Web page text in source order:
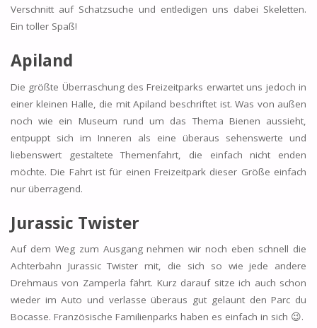
Verschnitt auf Schatzsuche und entledigen uns dabei Skeletten.
Ein toller Spaß!
Apiland
Die größte Überraschung des Freizeitparks erwartet uns jedoch in
einer kleinen Halle, die mit Apiland beschriftet ist. Was von außen
noch wie ein Museum rund um das Thema Bienen aussieht,
entpuppt sich im Inneren als eine überaus sehenswerte und
liebenswert gestaltete Themenfahrt, die einfach nicht enden
möchte. Die Fahrt ist für einen Freizeitpark dieser Größe einfach
nur überragend.
Jurassic Twister
Auf dem Weg zum Ausgang nehmen wir noch eben schnell die
Achterbahn Jurassic Twister mit, die sich so wie jede andere
Drehmaus von Zamperla fährt. Kurz darauf sitze ich auch schon
wieder im Auto und verlasse überaus gut gelaunt den Parc du
Bocasse. Französische Familienparks haben es einfach in sich 😉.